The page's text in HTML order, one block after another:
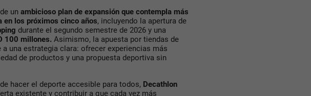
un ambicioso plan de expansión que contempla más
en los próximos cinco años, incluyendo la apertura de
durante el segundo semestre de 2026 y una
100 millones. Asimismo, la apuesta por tiendas de
una estrategia clara: ofrecer experiencias más
de productos y una propuesta deportiva sin
hacer el deporte accesible para todos, Decathlon
existente y contribuir a que cada vez más